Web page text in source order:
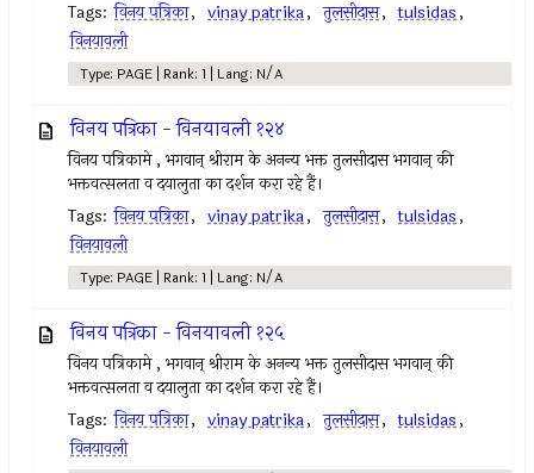
Tags: विनय पत्रिका, vinay patrika, तुलसीदास, tulsidas,
विनयावली
Type: PAGE | Rank: 1 | Lang: N/A
विनय पत्रिका - विनयावली १२४
विनय पत्रिकामे , भगवान् श्रीराम के अनन्य भक्त तुलसीदास भगवान् की
भक्तवत्सलता व दयालुता का दर्शन करा रहे हैं।
Tags: विनय पत्रिका, vinay patrika, तुलसीदास, tulsidas,
विनयावली
Type: PAGE | Rank: 1 | Lang: N/A
विनय पत्रिका - विनयावली १२५
विनय पत्रिकामे , भगवान् श्रीराम के अनन्य भक्त तुलसीदास भगवान् की
भक्तवत्सलता व दयालुता का दर्शन करा रहे हैं।
Tags: विनय पत्रिका, vinay patrika, तुलसीदास, tulsidas,
विनयावली